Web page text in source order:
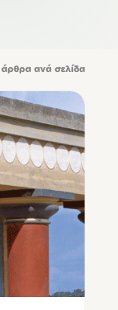
άρθρα ανά σελίδα